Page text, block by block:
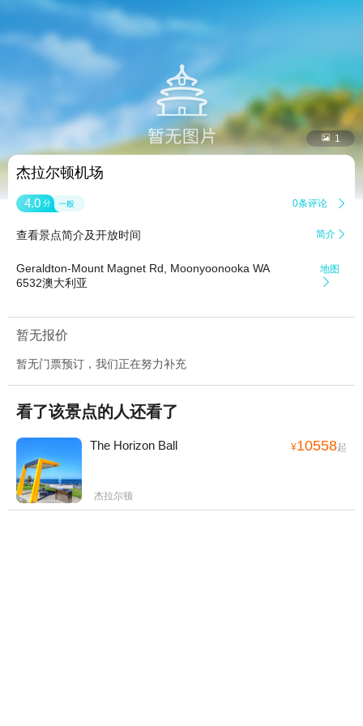
 1
杰拉尔顿机场
4.0 分 一般 0条评论 
查看景点简介及开放时间 简介 
Geraldton-Mount Magnet Rd, Moonyoonooka WA
6532澳大利亚
地图

暂无报价
暂无门票预订，我们正在努力补充
看了该景点的人还看了
The Horizon Ball ¥10558起
杰拉尔顿